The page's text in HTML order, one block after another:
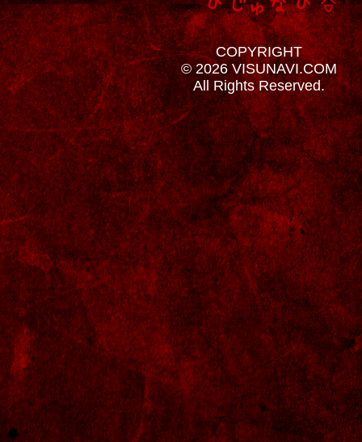
COPYRIGHT
© 2026 VISUNAVI.COM
All Rights Reserved.